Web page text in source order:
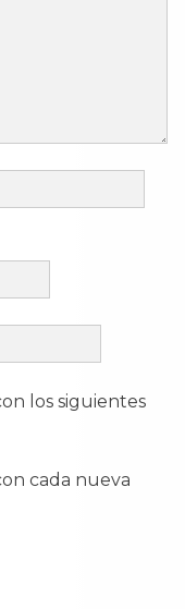
los siguientes
cada nueva